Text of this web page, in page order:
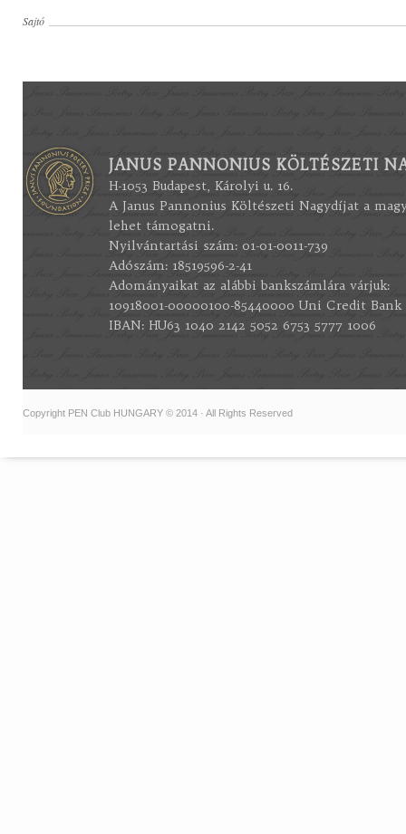
Sajtó
JANUS PANNONIUS KÖLTÉSZETI
H-1053 Budapest, Károlyi u. 16.
A Janus Pannonius Költészeti Nagydíjat a
lehet támogatni.
Nyilvántartási szám: 01-01-0011-739
Adószám: 18519596-2-41
Adományaikat az alábbi bankszámlára várjuk:
10918001-00000100-85440000 Uni Credit Bank
IBAN: HU63 1040 2142 5052 6753 5777 1006
Copyright PEN Club HUNGARY © 2014 · All Rights Reserved